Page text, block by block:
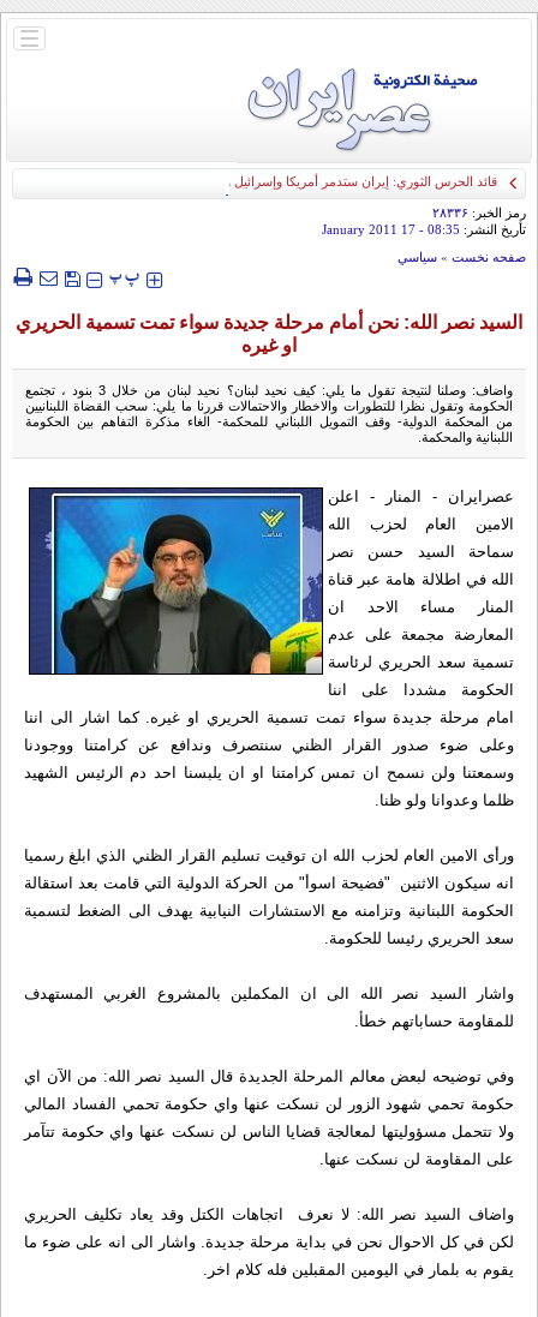
باز
قائد الحرس الثوري: إيران ستدمر أمريكا وإسرائيل والسعودية إذا تجاوزت خطوط طهران
الحمراء
رمز الخبر: ۲۸۳۳۶
تأريخ النشر: 08:35
- 17 January 2011
صفحه نخست » سياسي
‍‍‍ پپ
السيد نصر الله: نحن أمام مرحلة جديدة سواء تمت تسمية الحريري
او غيره
واضاف: وصلنا لنتيجة تقول ما يلي: كيف نحيد لبنان؟ نحيد لبنان من خلال 3 بنود ، تجتمع
الحكومة وتقول نظرا للتطورات والاخطار والاحتمالات قررنا ما يلي: سحب القضاة اللبنانيين
من المحكمة الدولية- وقف التمويل اللبناني للمحكمة- الغاء مذكرة التفاهم بين الحكومة
اللبنانية والمحكمة.
عصرايران - المنار - اعلن
الامين العام لحزب الله
سماحة السيد حسن نصر
الله في اطلالة هامة عبر قناة
المنار مساء الاحد ان
المعارضة مجمعة على عدم
تسمية سعد الحريري لرئاسة
الحكومة مشددا على اننا
امام مرحلة جديدة سواء تمت تسمية الحريري او غيره. كما اشار الى اننا
وعلى ضوء صدور القرار الظني سنتصرف وندافع عن كرامتنا ووجودنا
وسمعتنا ولن نسمح ان تمس كرامتنا او ان يلبسنا احد دم الرئيس الشهيد
ظلما وعدوانا ولو ظنا.
ورأى الامين العام لحزب الله ان توقيت تسليم القرار الظني الذي ابلغ رسميا
انه سيكون الاثنين "فضيحة اسوأ" من الحركة الدولية التي قامت بعد استقالة
الحكومة اللبنانية وتزامنه مع الاستشارات النيابية يهدف الى الضغط لتسمية
سعد الحريري رئيسا للحكومة.
واشار السيد نصر الله الى ان المكملين بالمشروع الغربي المستهدف
للمقاومة حساباتهم خطأ.
وفي توضيحه لبعض معالم المرحلة الجديدة قال السيد نصر الله: من الآن اي
حكومة تحمي شهود الزور لن نسكت عنها واي حكومة تحمي الفساد المالي
ولا تتحمل مسؤوليتها لمعالجة قضايا الناس لن نسكت عنها واي حكومة تتآمر
على المقاومة لن نسكت عنها.
واضاف السيد نصر الله: لا نعرف اتجاهات الكتل وقد يعاد تكليف الحريري
لكن في كل الاحوال نحن في بداية مرحلة جديدة. واشار الى انه على ضوء ما
يقوم به بلمار في اليومين المقبلين فله كلام اخر.